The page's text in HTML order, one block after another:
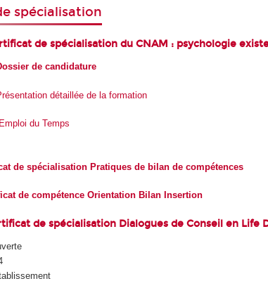
spécialisation
de spécialisation du CNAM : psychologie
de candidature
détaillée de la formation
Emploi du Temps
de spécialisation Pratiques de bilan de compétences
de compétence Orientation Bilan Insertion
de spécialisation Dialogues de Conseil en Life